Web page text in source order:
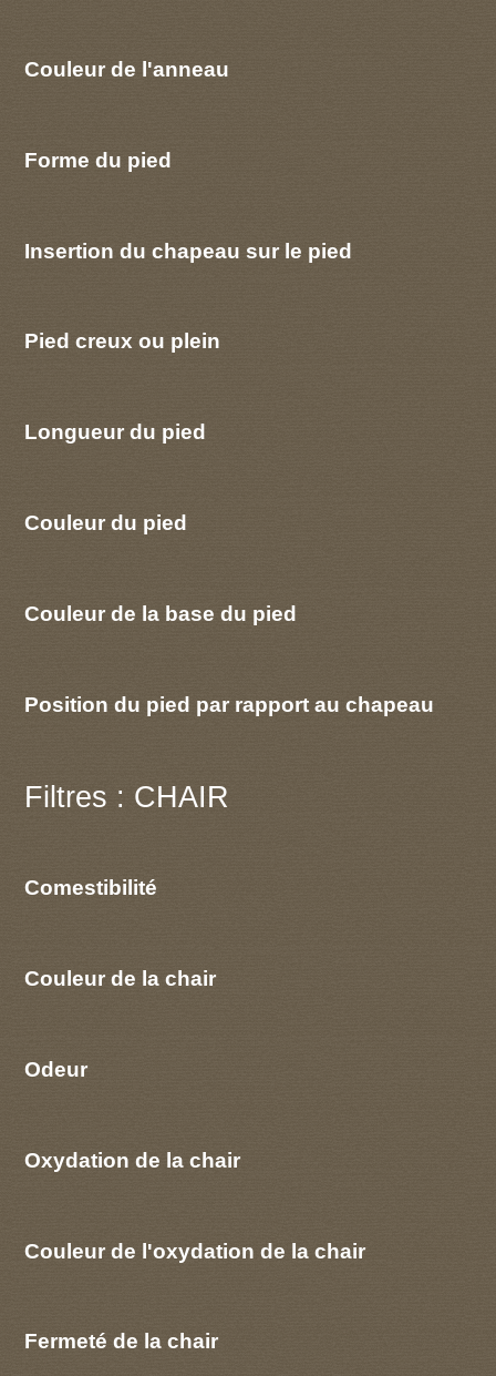
Couleur de l'anneau
Forme du pied
Insertion du chapeau sur le pied
Pied creux ou plein
Longueur du pied
Couleur du pied
Couleur de la base du pied
Position du pied par rapport au chapeau
Filtres : CHAIR
Comestibilité
Couleur de la chair
Odeur
Oxydation de la chair
Couleur de l'oxydation de la chair
Fermeté de la chair